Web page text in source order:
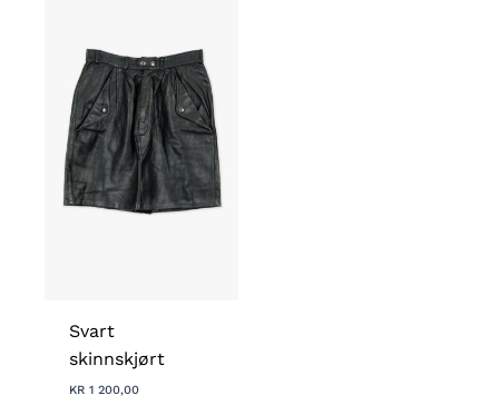
Svart
skinnskjørt
KR1 200,00